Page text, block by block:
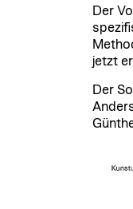
Der
jetzt
Der